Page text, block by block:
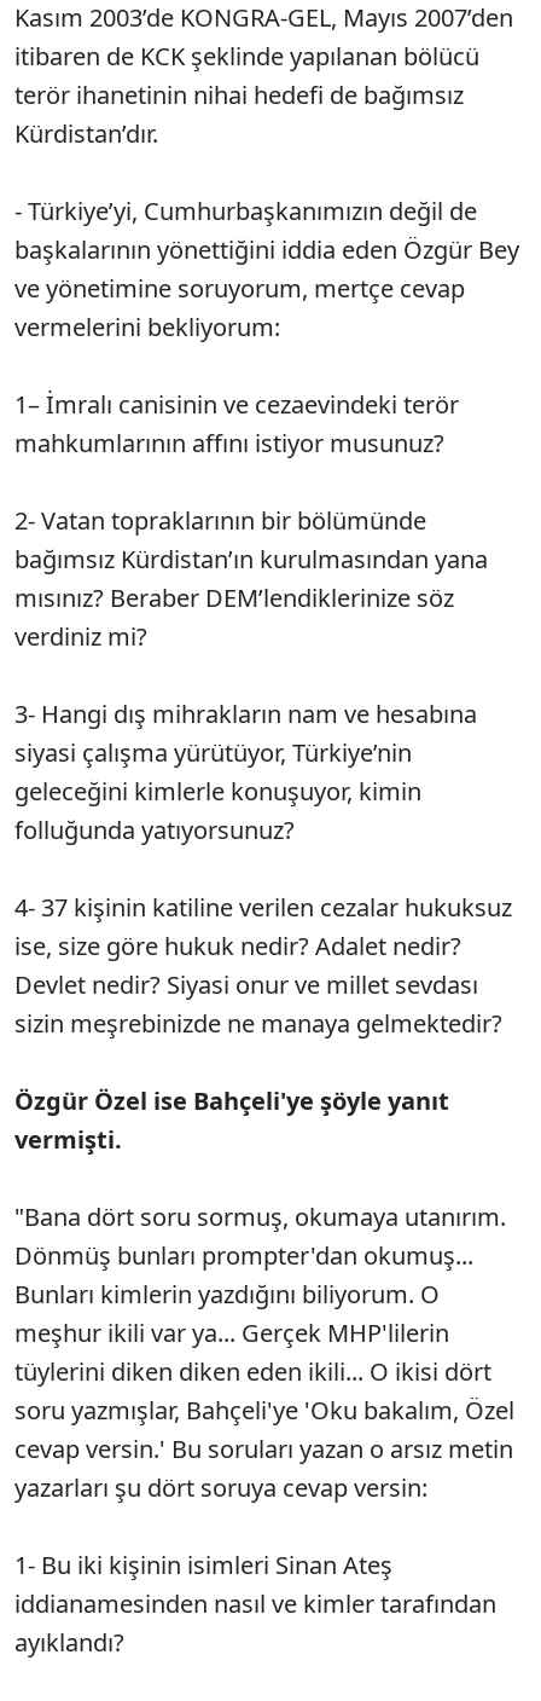
Kasım 2003’de KONGRA-GEL, Mayıs 2007’den
itibaren de KCK şeklinde yapılanan bölücü
terör ihanetinin nihai hedefi de bağımsız
Kürdistan’dır.
- Türkiye’yi, Cumhurbaşkanımızın değil de
başkalarının yönettiğini iddia eden Özgür Bey
ve yönetimine soruyorum, mertçe cevap
vermelerini bekliyorum:
1– İmralı canisinin ve cezaevindeki terör
mahkumlarının affını istiyor musunuz?
2- Vatan topraklarının bir bölümünde
bağımsız Kürdistan’ın kurulmasından yana
mısınız? Beraber DEM’lendiklerinize söz
verdiniz mi?
3- Hangi dış mihrakların nam ve hesabına
siyasi çalışma yürütüyor, Türkiye’nin
geleceğini kimlerle konuşuyor, kimin
folluğunda yatıyorsunuz?
4- 37 kişinin katiline verilen cezalar hukuksuz
ise, size göre hukuk nedir? Adalet nedir?
Devlet nedir? Siyasi onur ve millet sevdası
sizin meşrebinizde ne manaya gelmektedir?
Özgür Özel ise Bahçeli'ye şöyle yanıt
vermişti.
"Bana dört soru sormuş, okumaya utanırım.
Dönmüş bunları prompter'dan okumuş...
Bunları kimlerin yazdığını biliyorum. O
meşhur ikili var ya... Gerçek MHP'lilerin
tüylerini diken diken eden ikili... O ikisi dört
soru yazmışlar, Bahçeli'ye 'Oku bakalım, Özel
cevap versin.' Bu soruları yazan o arsız metin
yazarları şu dört soruya cevap versin:
1- Bu iki kişinin isimleri Sinan Ateş
iddianamesinden nasıl ve kimler tarafından
ayıklandı?